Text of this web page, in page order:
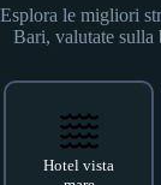
Esplora le migliori
Bari, valutate sulla
Hotel vista